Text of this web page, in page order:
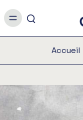
Accueil